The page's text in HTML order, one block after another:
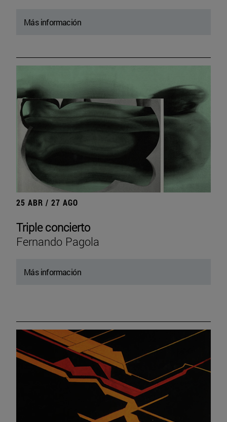
Más información
25 ABR / 27 AGO
Triple concierto
Fernando Pagola
Más información